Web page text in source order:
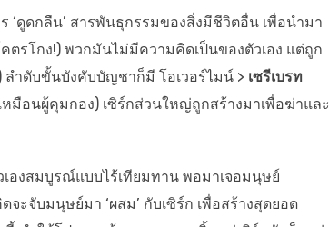
‘ดูดกลืน’ สารพันธุกรรมของสิ่งมีชีวิตอื่น เพื่อนำมา
ตรโกง!) พวกมันไม่มีความคิดเป็นของตัวเอง แต่ถูก
ำดับขั้นบังคับบัญชาก็มี โอเวอร์ไมน์ > เซรีเบรท
หมือนผู้คุมกอง) เซิร์กส่วนใหญ่ถูกสร้างมาเพื่อฆ่าและ
องสมบูรณ์แบบไร้เทียมทาน พอมาเจอมนุษย์
จะจับมนุษย์มา ‘ผสม’ กับเซิร์ก เพื่อสร้างสุดยอด